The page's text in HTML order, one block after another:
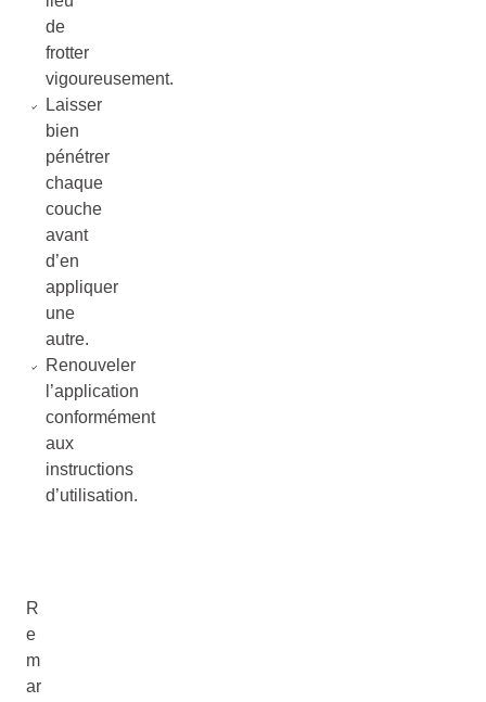
de
frotter
vigoureusement.
Laisser
bien
pénétrer
chaque
couche
avant
d’en
appliquer
une
autre.
Renouveler
l’application
conformément
aux
instructions
d’utilisation.
R
e
m
ar